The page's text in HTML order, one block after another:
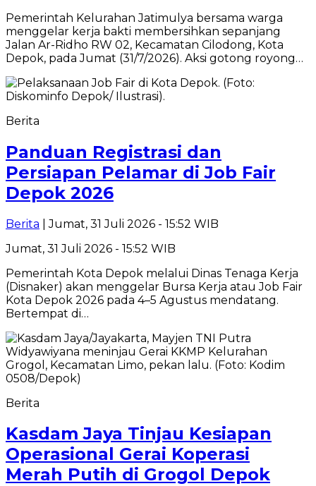
Pemerintah Kelurahan Jatimulya bersama warga
menggelar kerja bakti membersihkan sepanjang
Jalan Ar-Ridho RW 02, Kecamatan Cilodong, Kota
Depok, pada Jumat (31/7/2026). Aksi gotong royong…
Berita
Panduan Registrasi dan
Persiapan Pelamar di Job Fair
Depok 2026
Berita | Jumat, 31 Juli 2026 - 15:52 WIB
Jumat, 31 Juli 2026 - 15:52 WIB
Pemerintah Kota Depok melalui Dinas Tenaga Kerja
(Disnaker) akan menggelar Bursa Kerja atau Job Fair
Kota Depok 2026 pada 4–5 Agustus mendatang.
Bertempat di…
Berita
Kasdam Jaya Tinjau Kesiapan
Operasional Gerai Koperasi
Merah Putih di Grogol Depok